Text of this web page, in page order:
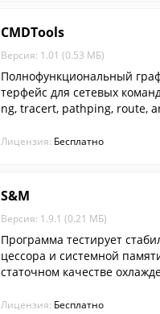
CMDTools
Версия: 1.01 (0.53 МБ)
Полнофункциональный
терфейс для сетевых
ng, tracert, pathping, route,
Лицензия: Бесплатно
S&M
Версия: 1.9.1 (0.21 МБ)
Программа тестирует
цессора и системной
статочном качестве
зависание компьютера.
Лицензия: Бесплатно